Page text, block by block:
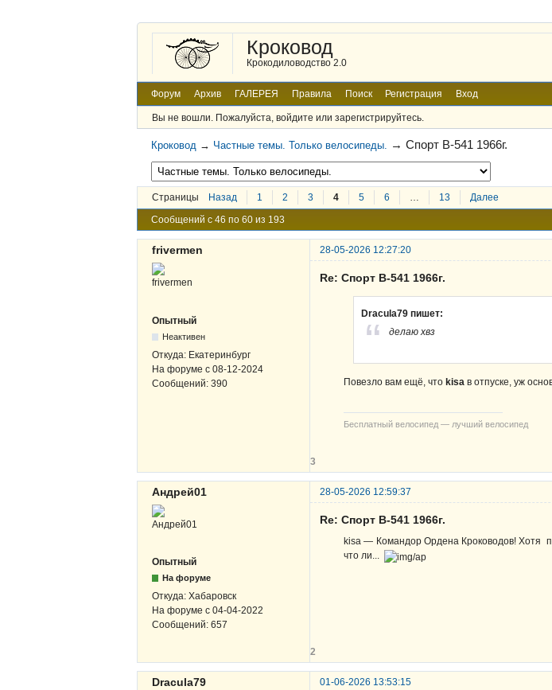
Кроковод
Крокодиловодство 2.0
Форум Архив ГАЛЕРЕЯ Правила Поиск Регистрация Вход
Вы не вошли. Пожалуйста, войдите или зарегистрируйтесь.
Кроковод → Частные темы. Только велосипеды. →Спорт В-541 1966г.
Страницы Назад 1 2 3 4 5 6 … 13 Далее
Сообщений с 46 по 60 из 193
frivermen 28-05-2026 12:27:20
Опытный
Неактивен
Откуда: Екатеринбург
На форуме с 08-12-2024
Сообщений: 390
Re: Спорт В-541 1966г.
Dracula79 пишет:
делаю хвз
Повезло вам ещё, что kisa в отпуске, уж
Бесплатный велосипед — лучший велосипед
3
Андрей01 28-05-2026 12:59:37
Опытный
На форуме
Откуда: Хабаровск
На форуме с 04-04-2022
Сообщений: 657
Re: Спорт В-541 1966г.
kisa — Командор Ордена Кроководов! Хотя
что ли...
2
Dracula79 01-06-2026 13:53:15